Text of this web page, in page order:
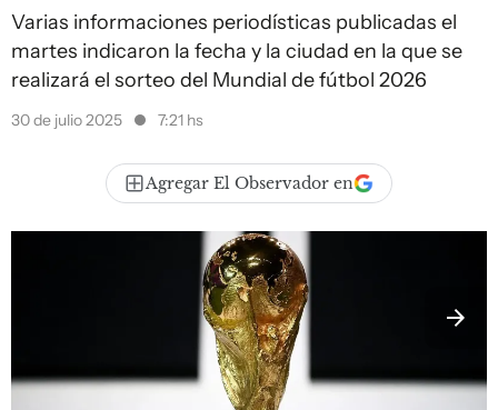
Varias informaciones periodísticas publicadas el
martes indicaron la fecha y la ciudad en la que se
realizará el sorteo del Mundial de fútbol 2026
30 de julio 2025 7:21 hs
Agregar El Observador en